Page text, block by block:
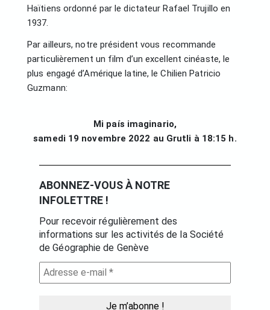
Haïtiens ordonné par le dictateur Rafael Trujillo en
1937.
Par ailleurs, notre président vous recommande
particulièrement un film d’un excellent cinéaste, le
plus engagé d’Amérique latine, le Chilien Patricio
Guzmann:
Mi país imaginario,
samedi 19 novembre 2022 au Grutli à 18:15 h.
ABONNEZ-VOUS À NOTRE
INFOLETTRE !
Pour recevoir régulièrement des
informations sur les activités de la Société
de Géographie de Genève